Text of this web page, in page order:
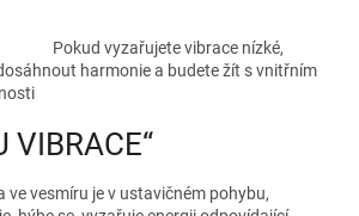
vibrace nízké,
harmonie a budete žít s vnitřním
VIBRACE“
ve vesmíru je v ustavičném pohybu,